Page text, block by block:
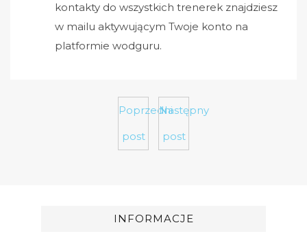
kontakty do wszystkich trenerek znajdziesz
w mailu aktywującym Twoje konto na
platformie wodguru.
Poprzedni
post
Następny
post
INFORMACJE